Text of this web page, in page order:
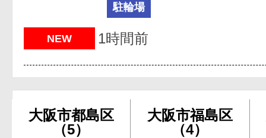
駐輪場
NEW 1時間前
大阪市都島区
（5）
大阪市福島区
（4）